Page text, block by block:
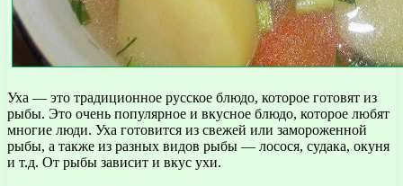
Уха — это традиционное русское блюдо, которое готовят из
рыбы. Это очень популярное и вкусное блюдо, которое любят
многие люди. Уха готовится из свежей или замороженной
рыбы, а также из разных видов рыбы — лосося, судака, окуня
и т.д. От рыбы зависит и вкус ухи.